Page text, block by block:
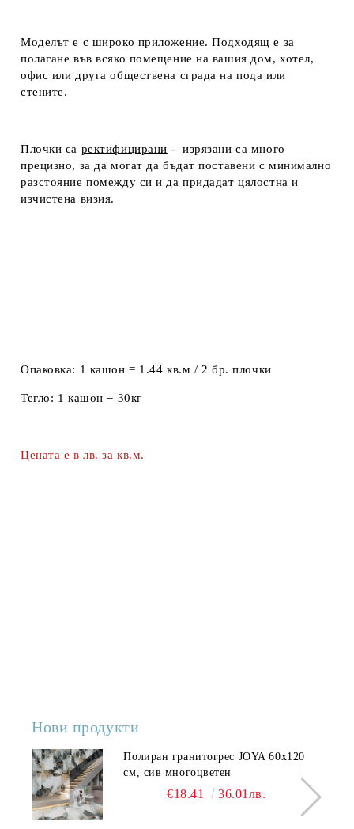
Моделът е с широко приложение. Подходящ е за
полагане във всяко помещение на вашия дом, хотел,
офис или друга обществена сграда на пода или
стените.
Плочки са ректифицирани - изрязани са много
прецизно, за да могат да бъдат поставени с минимално
разстояние помежду си и да придадат цялостна и
изчистена визия.
Опаковка: 1 кашон = 1.44 кв.м / 2 бр. плочки
Тегло: 1 кашон = 30кг
Цената е в лв. за кв.м.
Нови продукти
Полиран гранитогрес JOYA 60x120
см, сив многоцветен
€18.41 36.01лв.